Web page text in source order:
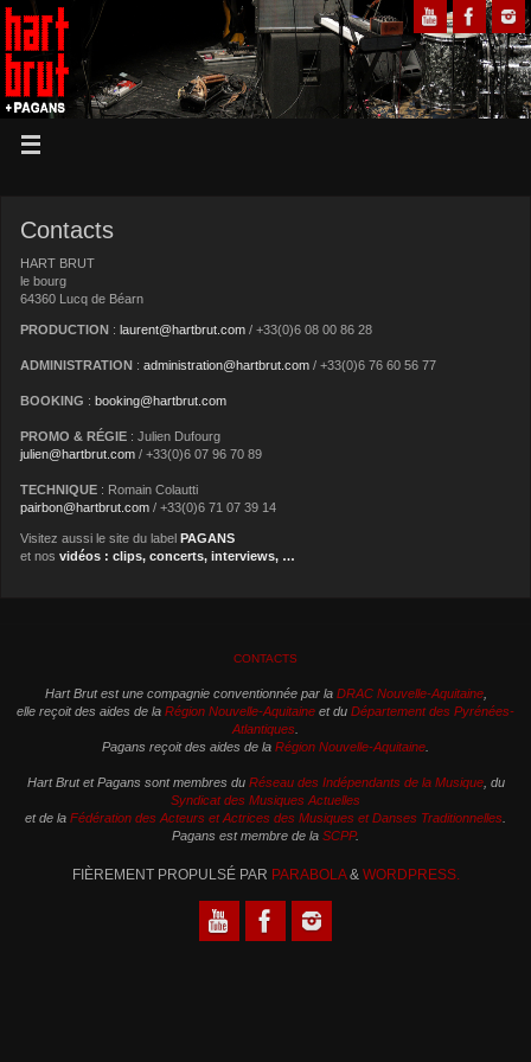
Contacts
HART BRUT
le bourg
64360 Lucq de Béarn
PRODUCTION :laurent@hartbrut.com / +33(0)6 08 00 86 28
ADMINISTRATION :administration@hartbrut.com / +33(0)6 76 60 56 77
BOOKING :booking@hartbrut.com
PROMO & RÉGIE : Julien Dufourg
julien@hartbrut.com / +33(0)6 07 96 70 89
TECHNIQUE : Romain Colautti
pairbon@hartbrut.com / +33(0)6 71 07 39 14
Visitez aussi le site du labelPAGANS
et nosvidéos : clips, concerts, interviews, …
CONTACTS
Hart Brut est une compagnie conventionnée par la DRAC Nouvelle-Aquitaine,
elle reçoit des aides de la Région Nouvelle-Aquitaine et du Département des Pyrénées-
Atlantiques
Pagans reçoit des aides de la Région Nouvelle-Aquitaine
Hart Brut et Pagans sont membres du Réseau des Indépendants de la Musique, du
Syndicat des Musiques Actuelles
et de la Fédération des Acteurs et Actrices des Musiques et Danses Traditionnelles
Pagans est membre de la SCPP.
FIÈREMENT PROPULSÉ PAR PARABOLA& WORDPRESS.